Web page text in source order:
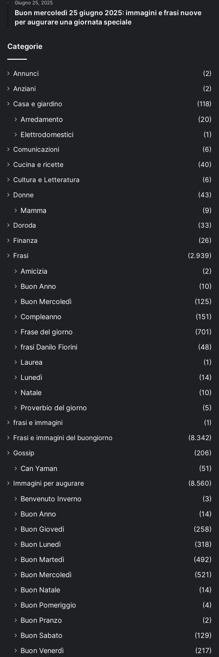
Giugno 25, 2025
Buon mercoledì 25 giugno 2025: immagini e frasi nuove
per augurare una giornata speciale
Categorie
Annunci
(2)
Anziani
(2)
Casa e giardino
(118)
Arredamento
(20)
Elettrodomestici
(1)
Comunicazioni
(6)
Cucina e ricette
(40)
Cultura e Letteratura
(6)
Donne
(43)
Mamma (9)
Doroda
(33)
Finanza
(26)
Frasi
(2.939)
Amicizia
(2)
Buon Anno
(10)
Buon Mercoledì
(125)
Compleanno
(151)
Frase del giorno
(701)
frasi Danilo Fiorini
(48)
Laurea
(1)
Lunedì
(14)
Natale
(10)
Proverbio del giorno
(5)
frasi e immagini
(1)
Frasi e immagini del buongiorno
(8.342)
Gossip
(206)
Can Yaman (51)
Immagini per augurare (8.560)
Benvenuto Inverno
(3)
Buon Anno
(14)
Buon Giovedì
(258)
Buon Lunedì
(318)
Buon Martedì
(492)
Buon Mercoledì
(521)
Buon Natale
(14)
Buon Pomeriggio
(4)
Buon Pranzo
(2)
Buon Sabato
(129)
Buon Venerdì
(217)